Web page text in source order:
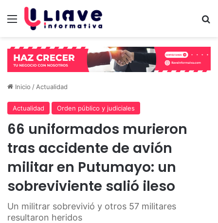
Menú
Inicio / Actualidad
Actualidad Orden público y judiciales
66 uniformados murieron
tras accidente de avión
militar en Putumayo: un
sobreviviente salió ileso
Un militrar sobrevivió y otros 57 militares
resultaron heridos